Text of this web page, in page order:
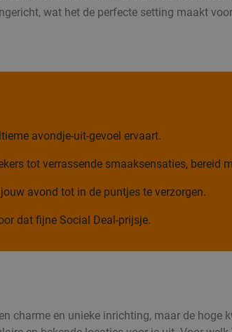
wat het de perfecte setting maakt
avondje-uit-gevoel ervaart.
tot verrassende smaaksensaties, bereid
avond tot in de puntjes te verzorgen.
dat fijne Social Deal-prijsje.
charme en unieke inrichting, maar de